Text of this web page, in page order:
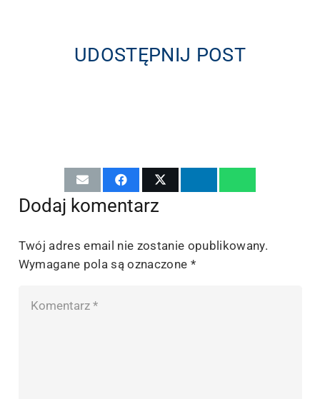
UDOSTĘPNIJ POST
Dodaj komentarz
Twój adres email nie zostanie opublikowany.
Wymagane pola są oznaczone *